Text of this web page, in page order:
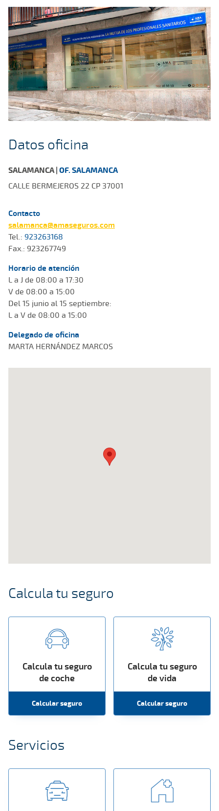
Datos oficina
SALAMANCA |OF. SALAMANCA
CALLE BERMEJEROS 22 CP 37001
Contacto
salamanca@amaseguros.com
Tel.: 923263168
Fax.: 923267749
Horario de atención
L a J de 08:00 a 17:30
V de 08:00 a 15:00
Del 15 junio al 15 septiembre:
L a V de 08:00 a 15:00
Delegado de oficina
MARTA HERNÁNDEZ MARCOS
Calcula tu seguro
Calcula tu seguro
de coche
Calcular seguro
Calcula tu seguro
de vida
Calcular seguro
Servicios